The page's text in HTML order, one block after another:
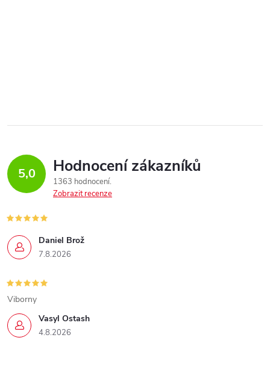
5,0 Hodnocení zákazníků
1363 hodnocení
Zobrazit recenze
Daniel Brož
7.8.2026
Vasyl Ostash
4.8.2026
Viborny